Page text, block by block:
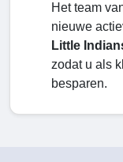
Het team
nieuwe
Little
zodat u als
besparen.